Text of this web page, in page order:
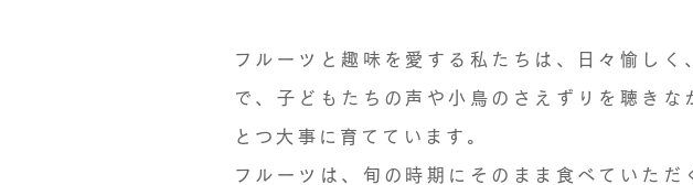
フルーツと趣味を愛する私たちは、日々愉しく
で、子どもたちの声や小鳥のさえずりを聴きな
とつ大事に育てています。
フルーツは、旬の時期にそのまま食べていただ